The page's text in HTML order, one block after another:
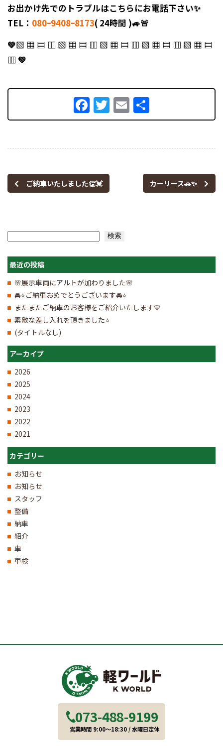
お出かけ先での トラブルはこちらにお電話下さい✨
TEL： 080ｰ9408ｰ8173( 24時間 )🚙🚨
💚▧ ▦ ▤ ▥ ▧ ▦ ▤ ▥ ▧ ▦ ▤ ▥ ▧ ▦ ▤ ▥ ▧ ▦ ▤
▥ 💚
Facebook
Twitter
Email
有
ご納車いたしました👏💓 カーリース🚗✨
検索
最近の投稿
🌸展示車両にアルトが加わりました🌸
🚘⭐ご納車おめでとうございます🚘⭐
またまたご納車のお客様をご紹介いたします💛
素敵な差し入れを頂きました⭐
(タイトルなし)
アーカイブ
2026
2025
2024
2023
2022
2021
カテゴリー
お知らせ
お知らせ
スタッフ
整備
納車
紹介
車
車検
073-488-9199
営業時間 9:00～18:30 / 水曜日定休